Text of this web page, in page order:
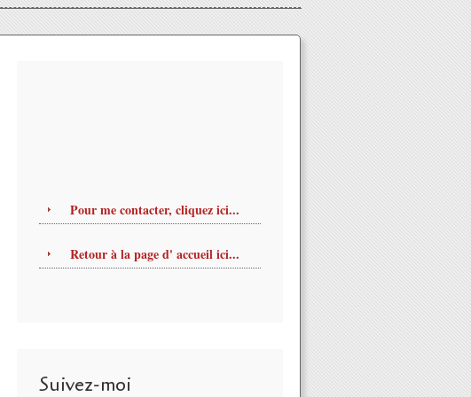
Pour me contacter, cliquez ici...
Retour à la page d' accueil ici...
Suivez-moi